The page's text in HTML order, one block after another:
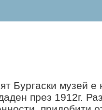
Бургаски музей
през 1912г.